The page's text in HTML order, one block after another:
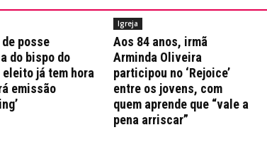
de posse
do bispo do
já tem hora
emissão
Igreja
Aos 84 anos, irmã
Arminda Oliveira
participou no ‘Rejoice’
entre os jovens, com
quem aprende que “vale a
pena arriscar”